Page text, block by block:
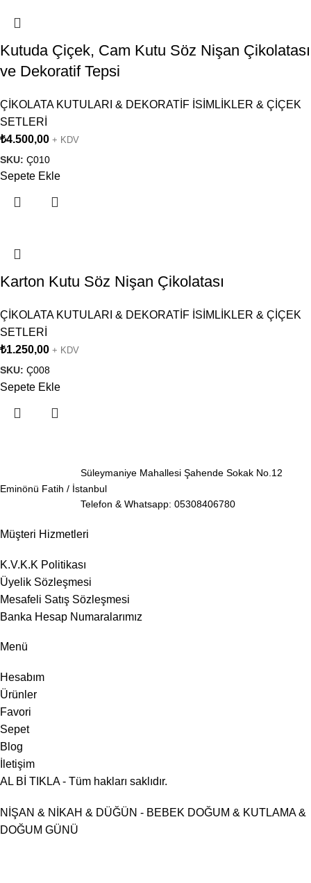
Kutuda Çiçek, Cam Kutu Söz Nişan Çikolatası
ve Dekoratif Tepsi
ÇİKOLATA KUTULARI & DEKORATİF İSİMLİKLER & ÇİÇEK
SETLERİ
₺4.500,00 + KDV
SKU: Ç010
Sepete Ekle
Karton Kutu Söz Nişan Çikolatası
ÇİKOLATA KUTULARI & DEKORATİF İSİMLİKLER & ÇİÇEK
SETLERİ
₺1.250,00 + KDV
SKU: Ç008
Sepete Ekle
Süleymaniye Mahallesi Şahende Sokak No.12
Eminönü Fatih / İstanbul
Telefon & Whatsapp: 05308406780
Müşteri Hizmetleri
K.V.K.K Politikası
Üyelik Sözleşmesi
Mesafeli Satış Sözleşmesi
Banka Hesap Numaralarımız
Menü
Hesabım
Ürünler
Favori
Sepet
Blog
İletişim
AL Bİ TIKLA - Tüm hakları saklıdır.
NİŞAN & NİKAH & DÜĞÜN - BEBEK DOĞUM & KUTLAMA &
DOĞUM GÜNÜ